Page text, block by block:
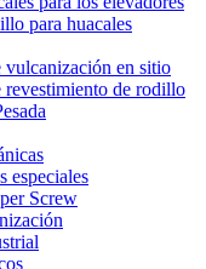
para huacales
vulcanización en sitio
revestimiento de rodillo
especiales
Screw